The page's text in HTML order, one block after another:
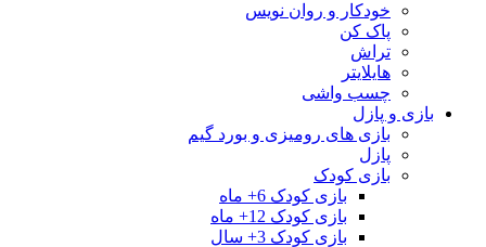
خودکار و روان نویس
پاک کن
تراش
هایلایتر
چسب واشی
بازی و پازل
بازی های رومیزی و بورد گیم
پازل
بازی کودک
بازی کودک 6+ ماه
بازی کودک 12+ ماه
بازی کودک 3+ سال